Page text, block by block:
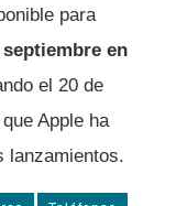
para
en
el 20 de
Apple ha
lanzamientos.